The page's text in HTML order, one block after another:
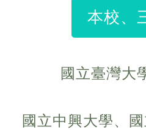
本校、
國立臺灣大
國立中興大學、